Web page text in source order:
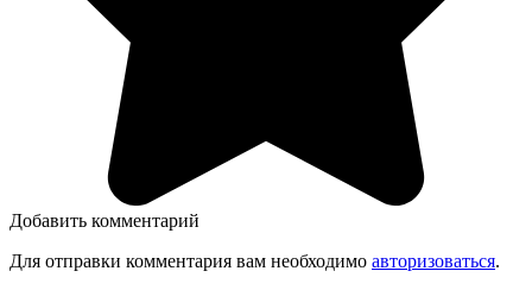
Добавить комментарий
Для отправки комментария вам необходимо авторизоваться.